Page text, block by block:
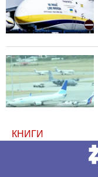
КНИГИ